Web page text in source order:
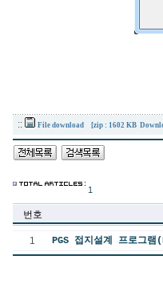
:: File download [zip : 1602 KB
1
번호
1 PGS 접지설계 프로그램